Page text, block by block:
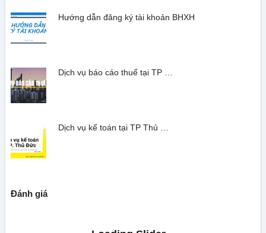
Hướng dẫn đăng ký tài khoản BHXH
Dịch vụ báo cáo thuế tại TP …
Dịch vụ kế toán tại TP Thủ …
Đánh giá